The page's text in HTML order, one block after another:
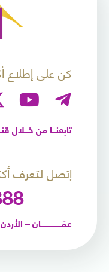
كن على إطلاع
تابعنـــا من خـــلال
إتصل لتعرف
عمّـــــــــــــــــان – الأردن | 11910